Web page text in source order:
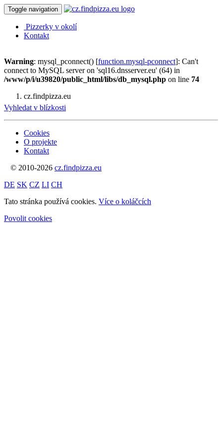
Toggle navigation
Pizzerky v okolí
Kontakt
Warning: mysql_pconnect() [function.mysql-pconnect]: Can't
connect to MySQL server on 'sql16.dnsserver.eu' (64) in
/www/p/i/u39820/public_html/libs/db_mysql.php on line 74
cz.findpizza.eu
Vyhledat v blízkosti
Cookies
O projekte
Kontakt
© 2010-2026 cz.findpizza.eu
DE SK CZ LI CH
Tato stránka používá cookies. Více o koláčcích
Povolit cookies